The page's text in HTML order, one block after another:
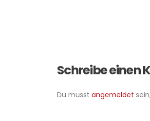
Schreibe einen
Du musst angemeldet